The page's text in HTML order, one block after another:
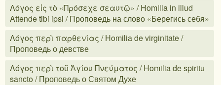
Λόγος εἰς τὸ «Πρόσεχε σεαυτῷ» / Homilia in illud
Attende tibi ipsi / Проповедь на слово «Берегись себя»
Λόγος περὶ παρθενίας / Homilia de virginitate /
Проповедь о девстве
Λόγος περὶ τοῦ Ἁγίου Πνεύματος / Homilia de spiritu
sancto / Проповедь о Святом Духе